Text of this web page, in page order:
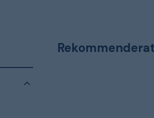
Rekommenderat